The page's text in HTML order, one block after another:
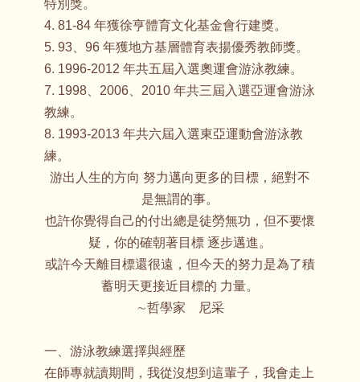
特別獎。
4. 81-84 年獲徐亨體育文化基金會行建獎。
5. 93、96 年獲地方基層體育表揚優秀教師獎。
6. 1996-2012 年共五屆入選奧運會游泳教練。
7. 1998、2006、2010 年共三屆入選亞運會游泳
教練。
8. 1993-2013 年共六屆入選東亞運動會游泳教
練。
游出人生的方向 努力邁向更多的目標，絕對不
是無謂的事。
也許你覺得自己的付出總是徒勞無功，但不要懷
疑，你的確朝著目標 逐步邁進。
或許今天離目標還很遠，但今天的努力是為了積
蓄明天更接近目標的 力量。
∼哲學家 尼采
一、游泳教練選擇與經歷
在師專就讀期間，我從沒想到這輩子，我會走上